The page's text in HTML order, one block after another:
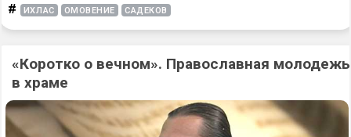
# ИХЛАС ОМОВЕНИЕ САДЕКОВ
«Коротко о вечном». Православная молодежь
в храме